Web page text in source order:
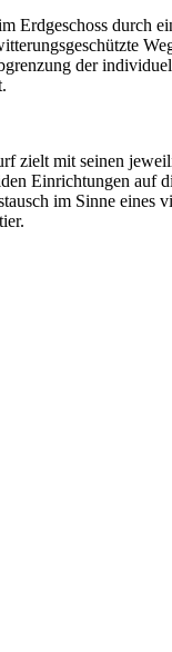
Erdgeschoss durch
der
zielt mit seinen
Einrichtungen auf
im Sinne eines